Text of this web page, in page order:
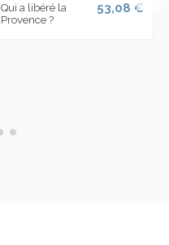
Qui a libéré la
Provence ?
53,08 €